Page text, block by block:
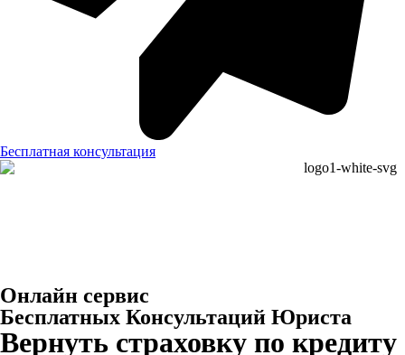
Бесплатная консультация
Онлайн сервис
Бесплатных Консультаций Юриста
Вернуть страховку по кредиту